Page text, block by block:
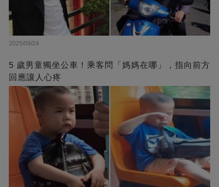
2025/09/24
5 歲男童獨坐公車！乘客問「媽媽在哪」，指向前方
回應讓人心疼